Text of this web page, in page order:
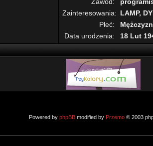
Zainteresowania: LAMP,
Płeć:
Data urodzenia:
18 Lut
Powered by phpBBmodified by Przemo© 2003